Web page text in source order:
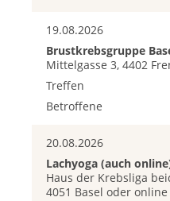
19.08.2026
Brustkrebsgruppe
Mittelgasse 3, 4402
Treffen
Betroffene
20.08.2026
Lachyoga (auch
Haus der Krebsliga
4051 Basel oder online